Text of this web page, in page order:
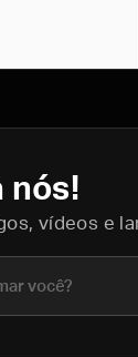
nós!
vídeos e